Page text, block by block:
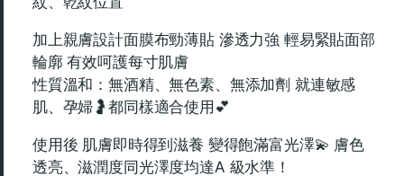
加上親膚設計面膜布勁薄貼 滲透力強 輕易緊貼面部
輪廓 有效呵護每寸肌膚
性質溫和：無酒精、無色素、無添加劑 就連敏感
肌、孕婦🤰都同樣適合使用💕
使用後 肌膚即時得到滋養 變得飽滿富光澤💫 膚色
透亮、滋潤度同光澤度均達A 級水準！